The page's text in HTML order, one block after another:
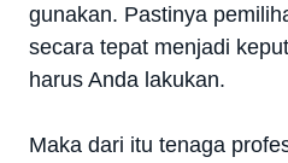
gunakan. Pastinya
secara tepat menjadi
harus Anda lakukan.
Maka dari itu tenaga